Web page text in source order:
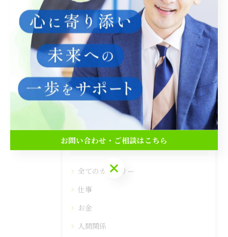
< 前のページ 一覧に戻る 次のページ >
関連タグ
#占い #夫婦関係 #癒し
カテゴリー Categories
全てのカテゴリー
仕事
お金
人間関係
お問い合わせ・ご相談はこちら
お問い合わせ・ご相談はこちら